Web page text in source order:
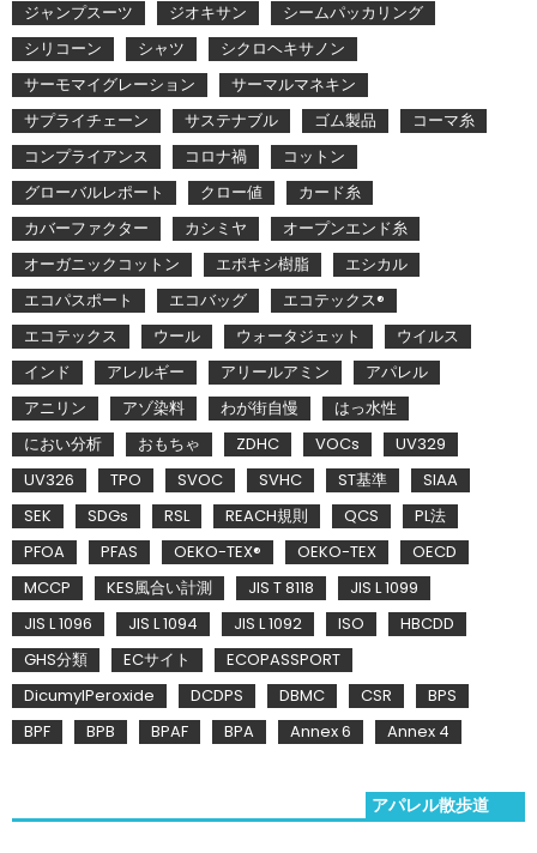
ジャンプスーツ
ジオキサン
シームパッカリング
シリコーン
シャツ
シクロヘキサノン
サーモマイグレーション
サーマルマネキン
サプライチェーン
サステナブル ゴム製品
コーマ糸
コンプライアンス
コロナ禍
コットン
グローバルレポート
クロー値
カード糸
カバーファクター
カシミヤ
オープンエンド糸
オーガニックコットン
エポキシ樹脂
エシカル
エコパスポート
エコバッグ
エコテックス®
エコテックス
ウール ウォータジェット
ウイルス
インド
アレルギー アリールアミン
アパレル
アニリン
アゾ染料 わが街自慢
はっ水性
におい分析
おもちゃ ZDHC VOCs
UV329
UV326
TPO SVOC SVHC ST基準
SIAA
SEK
SDGs RSL REACH規則 QCS
PL法
PFOA
PFAS OEKO-TEX® OEKO-TEX
OECD
MCCP
KES風合い計測 JIS T 8118
JIS L 1099
JIS L 1096
JIS L 1094 JIS L 1092 ISO
HBCDD
GHS分類
ECサイト
ECOPASSPORT
DicumylPeroxide
DCDPS DBMC CSR
BPS
BPF
BPB BPAF BPA Annex 6 Annex 4
アパレル散歩道